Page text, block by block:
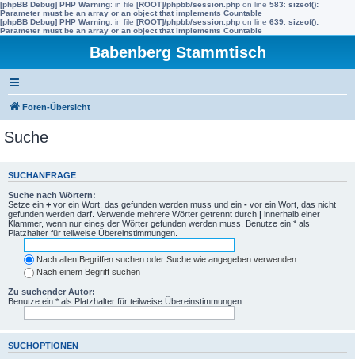
[phpBB Debug] PHP Warning: in file [ROOT]/phpbb/session.php on line 583: sizeof():
Parameter must be an array or an object that implements Countable
[phpBB Debug] PHP Warning: in file [ROOT]/phpbb/session.php on line 639: sizeof():
Parameter must be an array or an object that implements Countable
Babenberg Stammtisch
Foren-Übersicht
Suche
SUCHANFRAGE
Suche nach Wörtern:
Setze ein + vor ein Wort, das gefunden werden muss und ein - vor ein Wort, das nicht
gefunden werden darf. Verwende mehrere Wörter getrennt durch | innerhalb einer
Klammer, wenn nur eines der Wörter gefunden werden muss. Benutze ein * als
Platzhalter für teilweise Übereinstimmungen.
Nach allen Begriffen suchen oder Suche wie angegeben verwenden
Nach einem Begriff suchen
Zu suchender Autor:
Benutze ein * als Platzhalter für teilweise Übereinstimmungen.
SUCHOPTIONEN